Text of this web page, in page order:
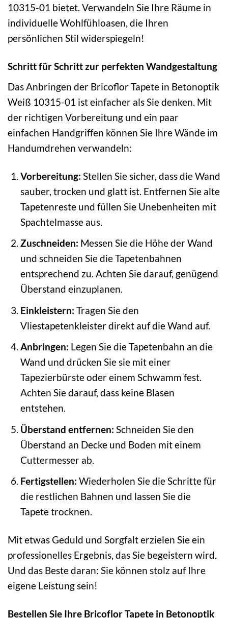
10315-01 bietet. Verwandeln Sie Ihre Räume in
individuelle Wohlfühloasen, die Ihren
persönlichen Stil widerspiegeln!
Schritt für Schritt zur perfekten Wandgestaltung
Das Anbringen der Bricoflor Tapete in Betonoptik
Weiß 10315-01 ist einfacher als Sie denken. Mit
der richtigen Vorbereitung und ein paar
einfachen Handgriffen können Sie Ihre Wände im
Handumdrehen verwandeln:
Vorbereitung: Stellen Sie sicher, dass die Wand
sauber, trocken und glatt ist. Entfernen Sie alte
Tapetenreste und füllen Sie Unebenheiten mit
Spachtelmasse aus.
Zuschneiden: Messen Sie die Höhe der Wand
und schneiden Sie die Tapetenbahnen
entsprechend zu. Achten Sie darauf, genügend
Überstand einzuplanen.
Einkleistern: Tragen Sie den
Vliestapetenkleister direkt auf die Wand auf.
Anbringen: Legen Sie die Tapetenbahn an die
Wand und drücken Sie sie mit einer
Tapezierbürste oder einem Schwamm fest.
Achten Sie darauf, dass keine Blasen
entstehen.
Überstand entfernen: Schneiden Sie den
Überstand an Decke und Boden mit einem
Cuttermesser ab.
Fertigstellen: Wiederholen Sie die Schritte für
die restlichen Bahnen und lassen Sie die
Tapete trocknen.
Mit etwas Geduld und Sorgfalt erzielen Sie ein
professionelles Ergebnis, das Sie begeistern wird.
Und das Beste daran: Sie können stolz auf Ihre
eigene Leistung sein!
Bestellen Sie Ihre Bricoflor Tapete in Betonoptik